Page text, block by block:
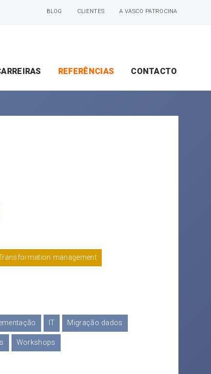
REFERÊNCIAS CONTACTO
BLOG CLIENTES A VASCO PATROCINA
management
IT Migração dados
Workshops